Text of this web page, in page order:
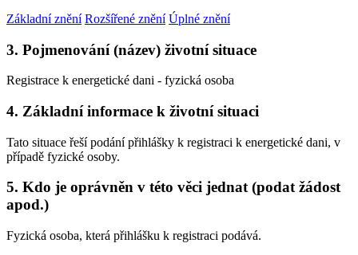
Základní znění Rozšířené znění Úplné znění
3. Pojmenování (název) životní situace
Registrace k energetické dani - fyzická osoba
4. Základní informace k životní situaci
Tato situace řeší podání přihlášky k registraci k energetické dani, v
případě fyzické osoby.
5. Kdo je oprávněn v této věci jednat (podat žádost
apod.)
Fyzická osoba, která přihlášku k registraci podává.